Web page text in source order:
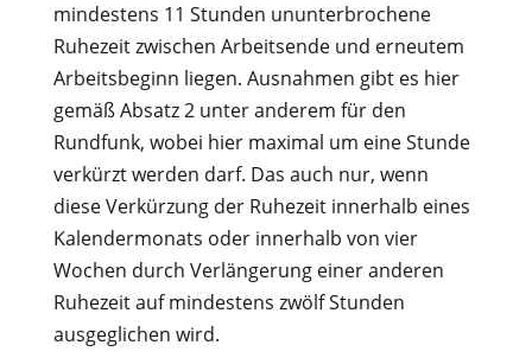
mindestens 11 Stunden ununterbrochene
Ruhezeit zwischen Arbeitsende und erneutem
Arbeitsbeginn liegen. Ausnahmen gibt es hier
gemäß Absatz 2 unter anderem für den
Rundfunk, wobei hier maximal um eine Stunde
verkürzt werden darf. Das auch nur, wenn
diese Verkürzung der Ruhezeit innerhalb eines
Kalendermonats oder innerhalb von vier
Wochen durch Verlängerung einer anderen
Ruhezeit auf mindestens zwölf Stunden
ausgeglichen wird.